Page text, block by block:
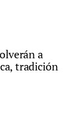
a
tradición